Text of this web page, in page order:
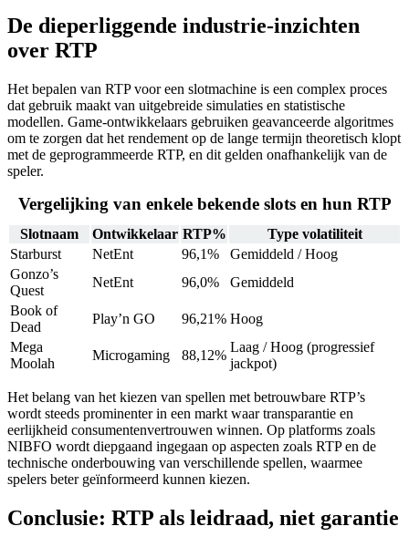
De dieperliggende industrie-inzichten
over RTP
Het bepalen van RTP voor een slotmachine is een complex proces
dat gebruik maakt van uitgebreide simulaties en statistische
modellen. Game-ontwikkelaars gebruiken geavanceerde algoritmes
om te zorgen dat het rendement op de lange termijn theoretisch klopt
met de geprogrammeerde RTP, en dit gelden onafhankelijk van de
speler.
Vergelijking van enkele bekende slots en hun RTP
Slotnaam Ontwikkelaar RTP%
Type volatiliteit
Starburst
NetEnt 96,1%
Gemiddeld / Hoog
Gonzo’s
Quest
NetEnt 96,0%
Gemiddeld
Book of
Dead
Play’n GO 96,21% Hoog
Mega
Moolah
Microgaming 88,12%
Laag / Hoog (progressief
jackpot)
Het belang van het kiezen van spellen met betrouwbare RTP’s
wordt steeds prominenter in een markt waar transparantie en
eerlijkheid consumentenvertrouwen winnen. Op platforms zoals
NIBFO wordt diepgaand ingegaan op aspecten zoals RTP en de
technische onderbouwing van verschillende spellen, waarmee
spelers beter geïnformeerd kunnen kiezen.
Conclusie: RTP als leidraad, niet garantie